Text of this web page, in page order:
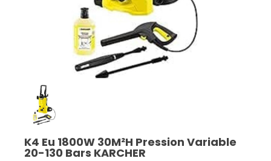
K4 Eu 1800W 30M²H Pression Variable
20-130 Bars KARCHER